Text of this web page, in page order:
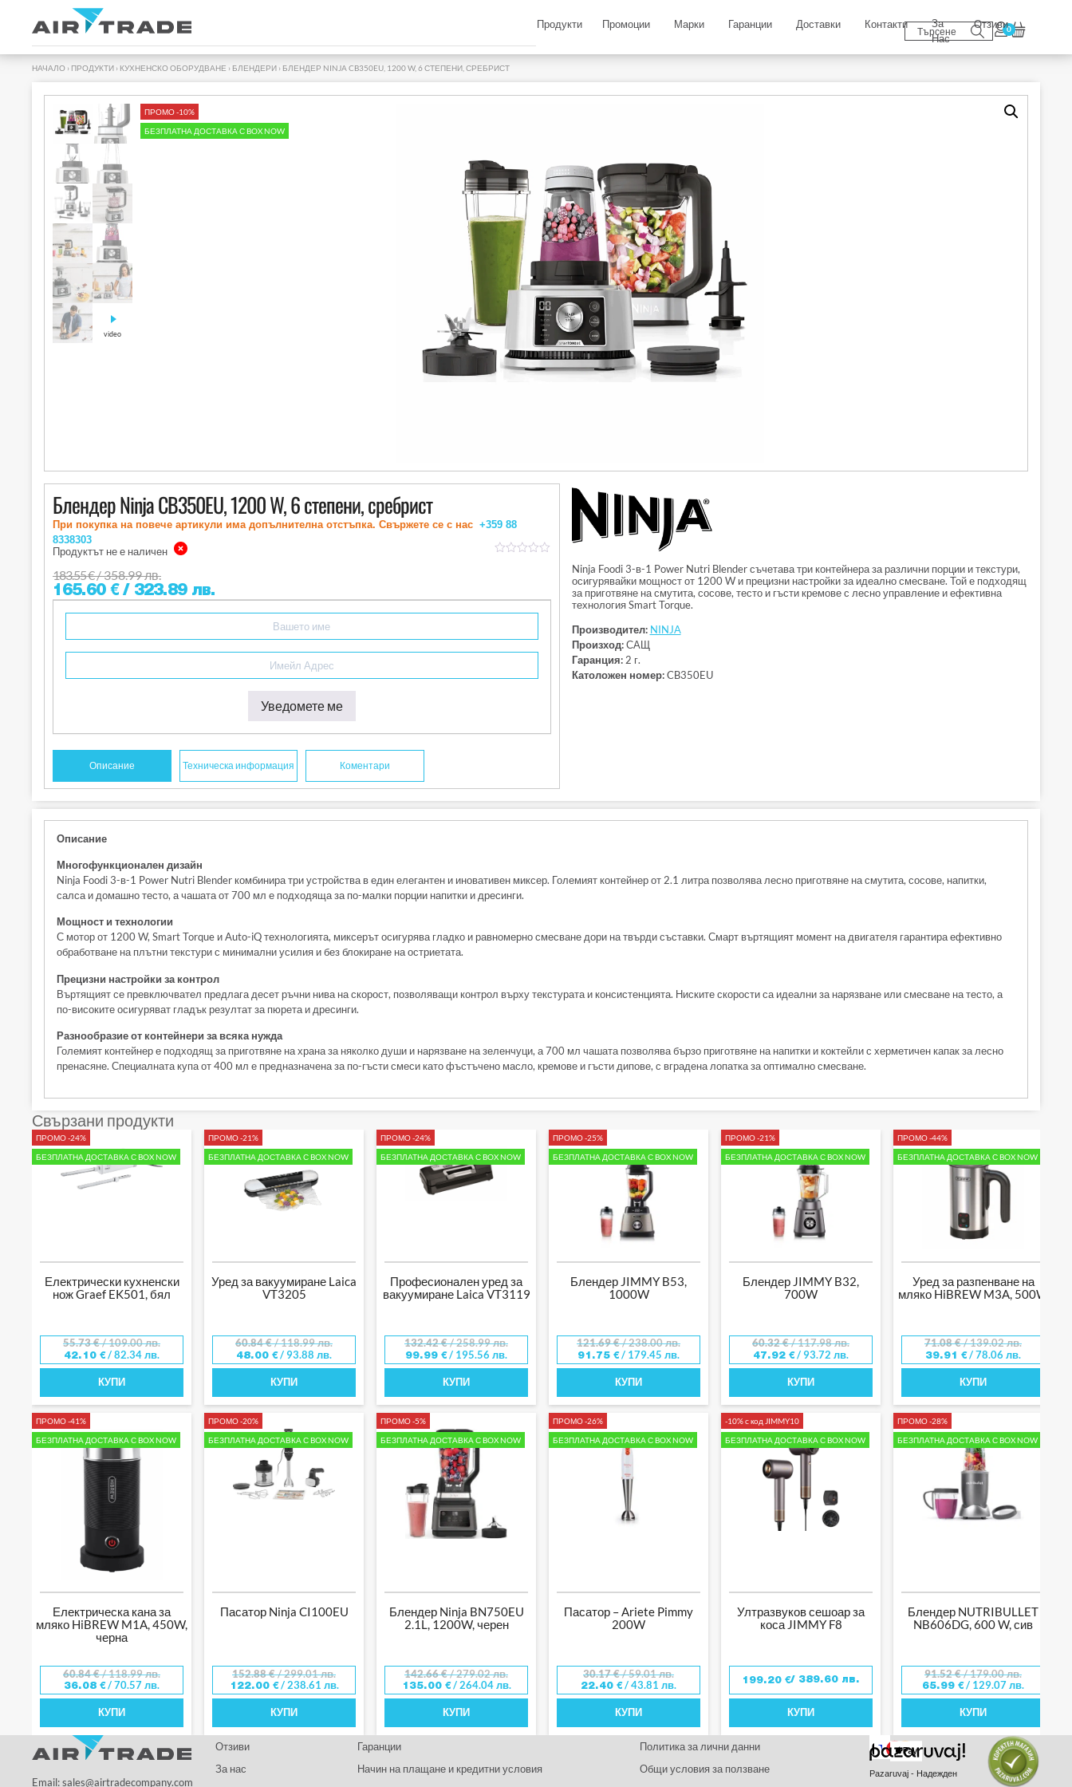
Продукти Промоции Марки Гаранции Доставки Контакти
За
Нас
Отзиви0
НАЧАЛО › ПРОДУКТИ › КУХНЕНСКО ОБОРУДВАНЕ › БЛЕНДЕРИ › БЛЕНДЕР NINJA CB350EU, 1200 W, 6 СТЕПЕНИ, СРЕБРИСТ
ПРОМО -10%
БЕЗПЛАТНА ДОСТАВКА С BOX NOW
video
Блендер Ninja CB350EU, 1200 W, 6 степени, сребрист
При покупка на повече артикули има допълнителна отстъпка. Свържете се с нас +359 88
8338303
Продуктът не е наличен
183.55€/ 358.99 лв.
165.60 €/ 323.89 лв.
Уведомете ме
Описание Техническа информация Коментари
Ninja Foodi 3-в-1 Power Nutri Blender съчетава три контейнера за различни порции и текстури,
осигурявайки мощност от 1200 W и прецизни настройки за идеално смесване. Той е подходящ
за приготвяне на смутита, сосове, тесто и гъсти кремове с лесно управление и ефективна
технология Smart Torque.
Производител: NINJA
Произход:САЩ
Гаранция:2 г.
Католожен номер:CB350EU
Описание
Многофункционален дизайн
Ninja Foodi 3-в-1 Power Nutri Blender комбинира три устройства в един елегантен и иновативен миксер. Големият контейнер от 2.1 литра позволява лесно приготвяне на смутита, сосове, напитки,
салса и домашно тесто, а чашата от 700 мл е подходяща за по-малки порции напитки и дресинги.
Мощност и технологии
С мотор от 1200 W, Smart Torque и Auto-iQ технологията, миксерът осигурява гладко и равномерно смесване дори на твърди съставки. Смарт въртящият момент на двигателя гарантира ефективно
обработване на плътни текстури с минимални усилия и без блокиране на остриетата.
Прецизни настройки за контрол
Въртящият се превключвател предлага десет ръчни нива на скорост, позволяващи контрол върху текстурата и консистенцията. Ниските скорости са идеални за нарязване или смесване на тесто, а
по-високите осигуряват гладък резултат за пюрета и дресинги.
Разнообразие от контейнери за всяка нужда
Големият контейнер е подходящ за приготвяне на храна за няколко души и нарязване на зеленчуци, а 700 мл чашата позволява бързо приготвяне на напитки и коктейли с херметичен капак за лесно
пренасяне. Специалната купа от 400 мл е предназначена за по-гъсти смеси като фъстъчено масло, кремове и гъсти дипове, с вградена лопатка за оптимално смесване.
Свързани продукти
ПРОМО -24%
БЕЗПЛАТНА ДОСТАВКА С BOX NOW
Електрически кухненски
нож Graef EK501, бял
55.73€/ 109.00 лв.
42.10 €/ 82.34 лв.
КУПИ
ПРОМО -21%
БЕЗПЛАТНА ДОСТАВКА С BOX NOW
Уред за вакуумиране Laica
VT3205
60.84€/ 118.99 лв.
48.00 €/ 93.88 лв.
КУПИ
ПРОМО -24%
БЕЗПЛАТНА ДОСТАВКА С BOX NOW
Професионален уред за
вакуумиране Laica VT3119
132.42€/ 258.99 лв.
99.99 €/ 195.56 лв.
КУПИ
ПРОМО -25%
БЕЗПЛАТНА ДОСТАВКА С BOX NOW
Блендер JIMMY B53,
1000W
121.69€/ 238.00 лв.
91.75 €/ 179.45 лв.
КУПИ
ПРОМО -21%
БЕЗПЛАТНА ДОСТАВКА С BOX NOW
Блендер JIMMY B32,
700W
60.32€/ 117.98 лв.
47.92 €/ 93.72 лв.
КУПИ
ПРОМО -44%
БЕЗПЛАТНА ДОСТАВКА С BOX NOW
Уред за разпенване на
мляко HiBREW M3A, 500W
71.08€/ 139.02 лв.
39.91 €/ 78.06 лв.
КУПИ
ПРОМО -41%
БЕЗПЛАТНА ДОСТАВКА С BOX NOW
Електрическа кана за
мляко HiBREW M1A, 450W,
черна
60.84€/ 118.99 лв.
36.08 €/ 70.57 лв.
КУПИ
ПРОМО -20%
БЕЗПЛАТНА ДОСТАВКА С BOX NOW
Пасатор Ninja CI100EU
152.88€/ 299.01 лв.
122.00 €/ 238.61 лв.
КУПИ
ПРОМО -5%
БЕЗПЛАТНА ДОСТАВКА С BOX NOW
Блендер Ninja BN750EU
2.1L, 1200W, черен
142.66€/ 279.02 лв.
135.00 €/ 264.04 лв.
КУПИ
ПРОМО -26%
БЕЗПЛАТНА ДОСТАВКА С BOX NOW
Пасатор – Ariete Pimmy
200W
30.17€/ 59.01 лв.
22.40 €/ 43.81 лв.
КУПИ
-10% с код JIMMY10
БЕЗПЛАТНА ДОСТАВКА С BOX NOW
Ултразвуков сешоар за
коса JIMMY F8
199.20 €/ 389.60 лв.
КУПИ
ПРОМО -28%
БЕЗПЛАТНА ДОСТАВКА С BOX NOW
Блендер NUTRIBULLET
NB606DG, 600 W, сив
91.52€/ 179.00 лв.
65.99 €/ 129.07 лв.
КУПИ
Email: sales@airtradecompany.com
Отзиви
За нас
Гаранции
Начин на плащане и кредитни условия
Политика за лични данни
Общи условия за ползване
Pazaruvaj - Надежден